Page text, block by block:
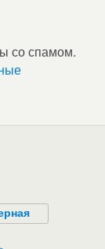
со спамом.